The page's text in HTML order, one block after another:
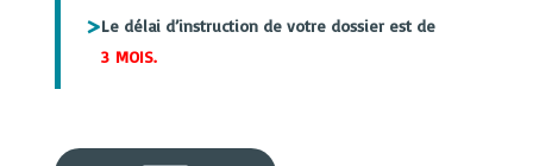
Le délai d’instruction de votre dossier est de
3 MOIS.